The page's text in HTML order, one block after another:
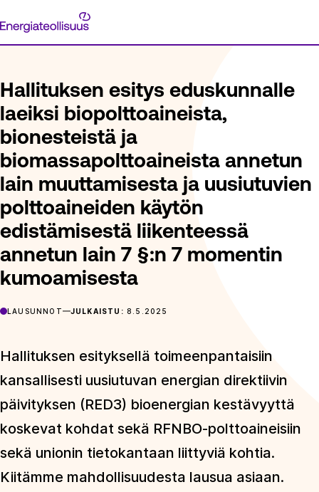
suoraan
Energiateollisuus
ETUSIVU
Hallituksen esitys eduskunnalle
laeiksi biopolttoaineista,
bionesteistä ja
biomassapolttoaineista annetun
lain muuttamisesta ja uusiutuvien
polttoaineiden käytön
edistämisestä liikenteessä
annetun lain 7 §:n 7 momentin
kumoamisesta
LAUSUNNOT JULKAISTU: 8.5.2025
Hallituksen esityksellä toimeenpantaisiin
kansallisesti uusiutuvan energian direktiivin
päivityksen (RED3) bioenergian kestävyyttä
koskevat kohdat sekä RFNBO-polttoaineisiin
sekä unionin tietokantaan liittyviä kohtia.
Kiitämme mahdollisuudesta lausua asiaan.